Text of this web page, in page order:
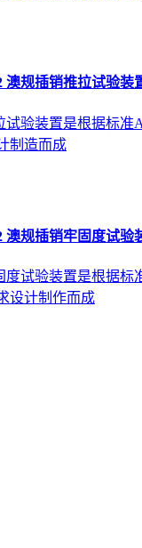
澳规插销推拉试验装
试验装置是根据标准
制造而成
澳规插销牢固度试验
度试验装置是根据标
设计制作而成